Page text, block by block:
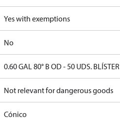
Yes with exemptions
No
0.60 GAL 80° B OD - 50 UDS. BLÍSTER
Not relevant for dangerous goods
Cónico